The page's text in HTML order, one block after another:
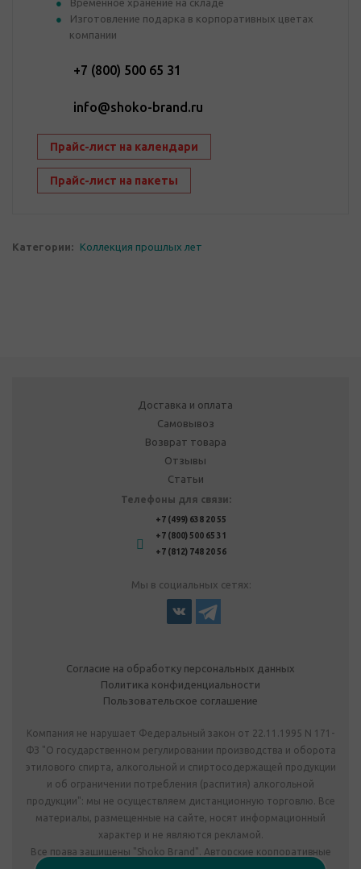
Временное хранение на складе
Изготовление подарка в корпоративных цветах
компании
+7 (800) 500 65 31
info@shoko-brand.ru
Прайс-лист на календари
Прайс-лист на пакеты
Категории: Коллекция прошлых лет
Доставка и оплата
Самовывоз
Возврат товара
Отзывы
Статьи
Телефоны для связи:
+7 (499) 638 20 55
+7 (800) 500 65 31
+7 (812) 748 20 56
Мы в социальных сетях:
Согласие на обработку персональных данных
Политика конфиденциальности
Пользовательское соглашение
Компания не нарушает Федеральный закон от 22.11.1995 N 171-
ФЗ "О государственном регулировании производства и оборота
этилового спирта, алкогольной и спиртосодержащей продукции
и об ограничении потребления (распития) алкогольной
продукции": мы не осуществляем дистанционную торговлю. Все
материалы, размещенные на сайте, носят информационный
характер и не являются рекламой.
Все права защищены "Shoko Brand". Авторские корпоративные